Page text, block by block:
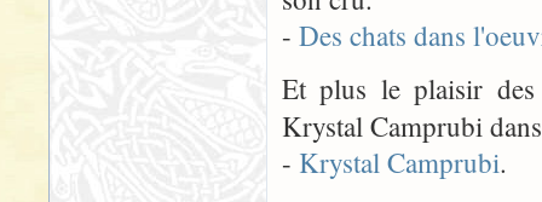
- Des chats dans
Et plus le plaisir
Krystal Camprubi
- Krystal Camprubi.